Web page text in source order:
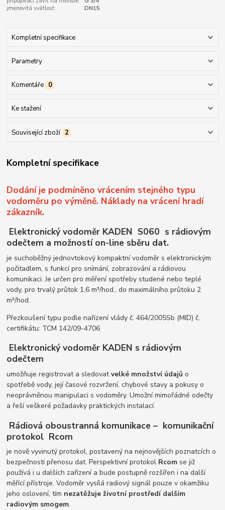
jmenovitá světlost:
DN15
Kompletní specifikace
Parametry
Komentáře 0
Ke stažení
Související zboží 2
Kompletní specifikace
Dodání je podmíněno vrácením stejného typu
vodoměru po výměně. Náklady na vrácení hradí
zákazník.
Elektronický vodoměr KADEN S060 s rádiovým
odečtem a možností on-line sběru dat.
je suchoběžný jednovtokový kompaktní vodoměr s elektronickým
počitadlem, s funkcí pro snímání, zobrazování a rádiovou
komunikaci. Je určen pro měření spotřeby studené nebo teplé
vody, pro trvalý průtok 1,6 m³/hod., do maximálního průtoku 2
m³/hod.
Přezkoušení typu podle nařízení vlády č. 464/2005Sb (MID) č.
certifikátu: TCM 142/09-4706
Elektronický vodoměr KADEN s rádiovým
odečtem
umožňuje registrovat a sledovatvelké množství údajů o
spotřebě vody, její časové rozvržení, chybové stavy a pokusy o
neoprávněnou manipulaci s vodoměry. Umožní mimořádné odečty
a řeší veškeré požadavky praktických instalací.
Rádiová oboustranná komunikace – komunikační
protokol Rcom
je nově vyvinutý protokol, postavený na nejnovějších poznatcích o
bezpečnosti přenosu dat. Perspektivní protokol Rcom se již
používá i u dalších zařízení a bude postupně rozšířen i na další
měřící přístroje. Vodoměr vysílá radiový signál pouze v okamžiku
jeho oslovení, tím nezatěžuje životní prostředí dalším
radiovým smogem.